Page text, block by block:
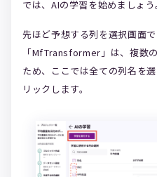
では、AIの学習を始めましょう。
先ほど予想する列を選択画面
「MfTransformer」は、複数
ため、ここでは全ての列名を
リックします。